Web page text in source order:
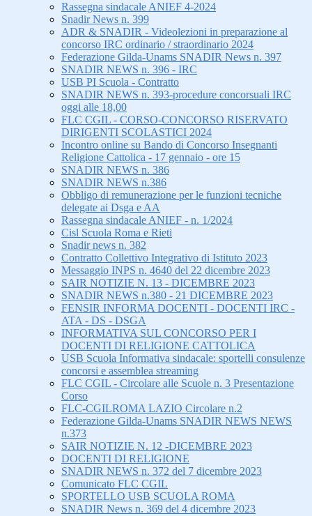
Rassegna sindacale ANIEF 4-2024
Snadir News n. 399
ADR & SNADIR - Videolezioni in preparazione al
concorso IRC ordinario / straordinario 2024
Federazione Gilda-Unams SNADIR News n. 397
SNADIR NEWS n. 396 - IRC
USB PI Scuola - Contratto
SNADIR NEWS n. 393-procedure concorsuali IRC
oggi alle 18,00
FLC CGIL - CORSO-CONCORSO RISERVATO
DIRIGENTI SCOLASTICI 2024
Incontro online su Bando di Concorso Insegnanti
Religione Cattolica - 17 gennaio - ore 15
SNADIR NEWS n. 386
SNADIR NEWS n.386
Obbligo di remunerazione per le funzioni tecniche
delegate ai Dsga e AA
Rassegna sindacale ANIEF - n. 1/2024
Cisl Scuola Roma e Rieti
Snadir news n. 382
Contratto Collettivo Integrativo di Istituto 2023
Messaggio INPS n. 4640 del 22 dicembre 2023
SAIR NOTIZIE N. 13 - DICEMBRE 2023
SNADIR NEWS n.380 - 21 DICEMBRE 2023
FENSIR INFORMA DOCENTI - DOCENTI IRC -
ATA - DS - DSGA
INFORMATIVA SUL CONCORSO PER I
DOCENTI DI RELIGIONE CATTOLICA
USB Scuola Informativa sindacale: sportelli consulenze
concorsi e assemblea streaming
FLC CGIL - Circolare alle Scuole n. 3 Presentazione
Corso
FLC-CGILROMA LAZIO Circolare n.2
Federazione Gilda-Unams SNADIR NEWS NEWS
n.373
SAIR NOTIZIE N. 12 -DICEMBRE 2023
DOCENTI DI RELIGIONE
SNADIR NEWS n. 372 del 7 dicembre 2023
Comunicato FLC CGIL
SPORTELLO USB SCUOLA ROMA
SNADIR News n. 369 del 4 dicembre 2023